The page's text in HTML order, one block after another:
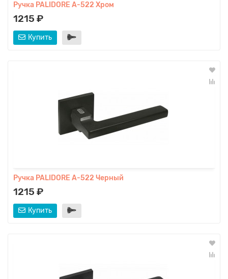
Ручка PALIDORE A-522 Хром
1215 ₽
Купить
Ручка PALIDORE A-522 Черный
1215 ₽
Купить